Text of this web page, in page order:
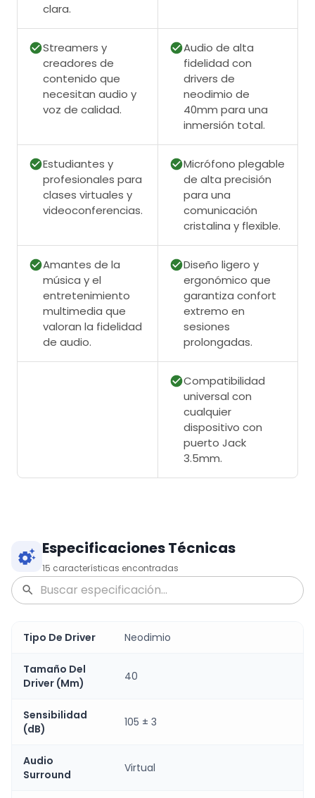
clara.
Streamers y
creadores de
contenido que
necesitan audio y
voz de calidad.
Audio de alta
fidelidad con
drivers de
neodimio de
40mm para una
inmersión total.
Estudiantes y
profesionales para
clases virtuales y
videoconferencias.
Micrófono plegable
de alta precisión
para una
comunicación
cristalina y flexible.
Amantes de la
música y el
entretenimiento
multimedia que
valoran la fidelidad
de audio.
Diseño ligero y
ergonómico que
garantiza confort
extremo en
sesiones
prolongadas.
Compatibilidad
universal con
cualquier
dispositivo con
puerto Jack
3.5mm.
Especificaciones Técnicas
15 características encontradas
Tipo De Driver Neodimio
Tamaño Del
Driver (Mm)
40
Sensibilidad
(dB)
105 ± 3
Audio
Surround
Virtual